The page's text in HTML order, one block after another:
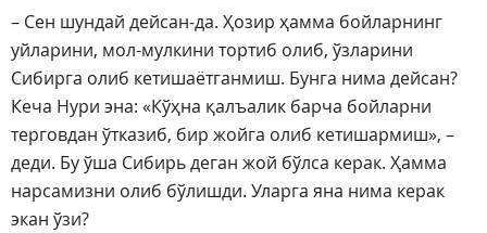
– Сен шундай дейсан-да. Ҳозир ҳамма бойларнинг
уйларини, мол-мулкини тортиб олиб, ўзларини
Сибирга олиб кетишаётганмиш. Бунга нима дейсан?
Кеча Нури эна: «Кўҳна қалъалик барча бойларни
терговдан ўтказиб, бир жойга олиб кетишармиш», –
деди. Бу ўша Сибирь деган жой бўлса керак. Ҳамма
нарсамизни олиб бўлишди. Уларга яна нима керак
экан ўзи?